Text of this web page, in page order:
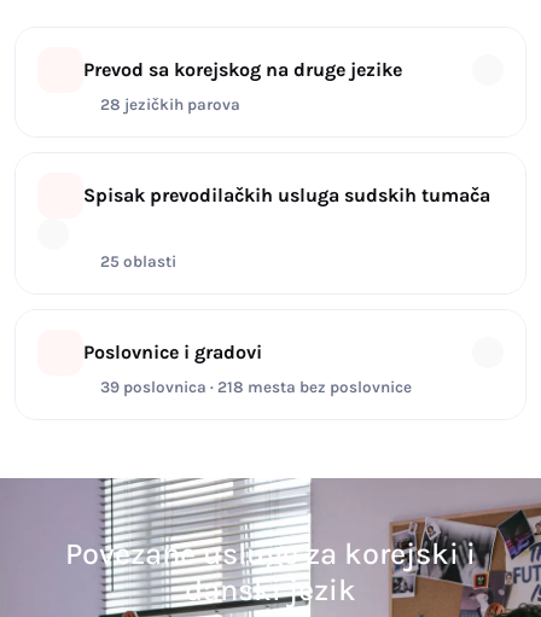
Prevod sa korejskog na druge jezike
28 jezičkih parova
Spisak prevodilačkih usluga sudskih tumača
25 oblasti
Poslovnice i gradovi
39 poslovnica · 218 mesta bez poslovnice
Povezane usluge za korejski i
danski jezik